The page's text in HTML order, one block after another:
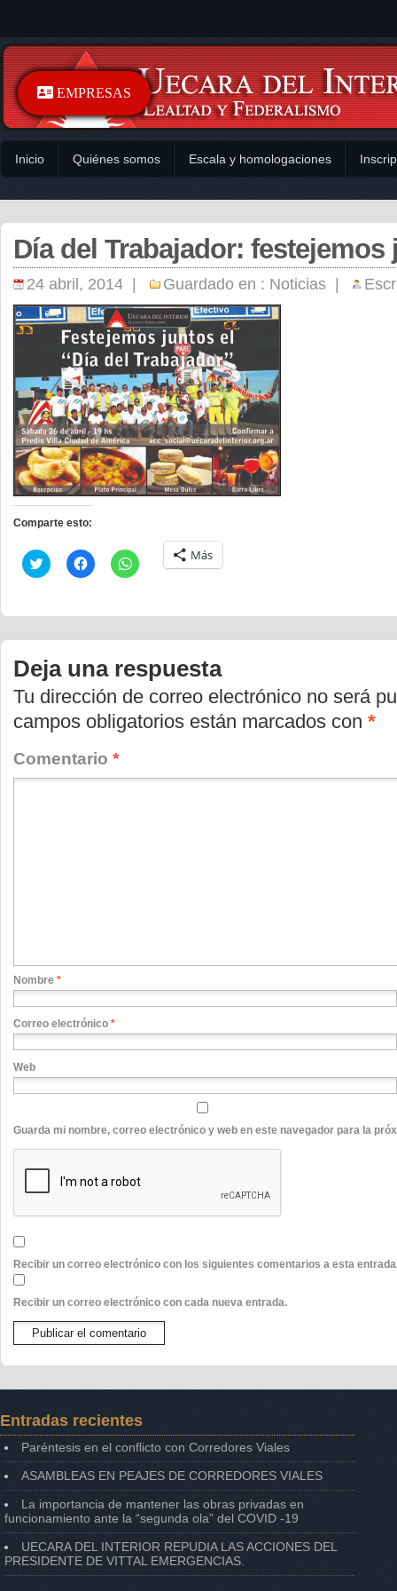
Inicio Quiénes somos Escala y homologaciones
Día del Trabajador: festejemos
24 abril, 2014 | Guardado en : Noticias
Comparte esto:
Haz
clic
Twitter
abre
una
ventana
nueva)
Haz
clic
Facebook
abre
una
ventana
nueva)
Haz
clic
WhatsApp
abre
una
ventana
Más
Deja una respuesta
Tu dirección de correo electrónico no será
campos obligatorios están marcados con *
Comentario *
Nombre *
Correo electrónico *
Web
Guarda mi nombre, correo electrónico y web en este navegador para la
Recibir un correo electrónico con los siguientes comentarios a esta
Recibir un correo electrónico con cada nueva entrada.
Entradas recientes
Paréntesis en el conflicto con Corredores Viales
ASAMBLEAS EN PEAJES DE CORREDORES VIALES
La importancia de mantener las obras privadas en
funcionamiento ante la “segunda ola” del COVID -19
UECARA DEL INTERIOR REPUDIA LAS ACCIONES DEL
PRESIDENTE DE VITTAL EMERGENCIAS.
EMPRESAS